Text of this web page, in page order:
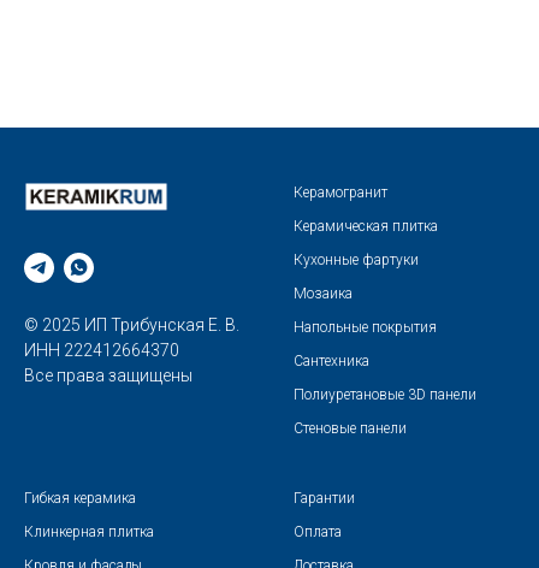
© 2025 ИП Трибунская Е. В.
ИНН 222412664370
Все права защищены
Керамогранит
Керамическая плитка
Кухонные фартуки
Мозаика
Напольные покрытия
Сантехника
Полиуретановые 3D панели
Стеновые панели
Гибкая керамика
Клинкерная плитка
Гарантии
Оплата